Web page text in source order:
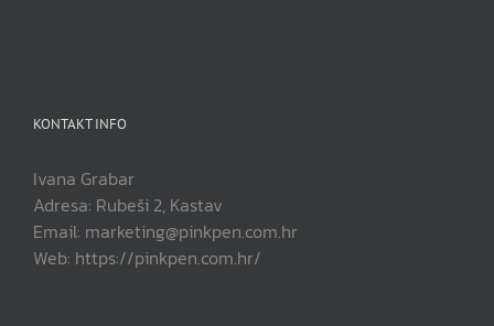
KONTAKT INFO
Ivana Grabar
Adresa: Rubeši 2, Kastav
Email: marketing@pinkpen.com.hr
Web: https://pinkpen.com.hr/